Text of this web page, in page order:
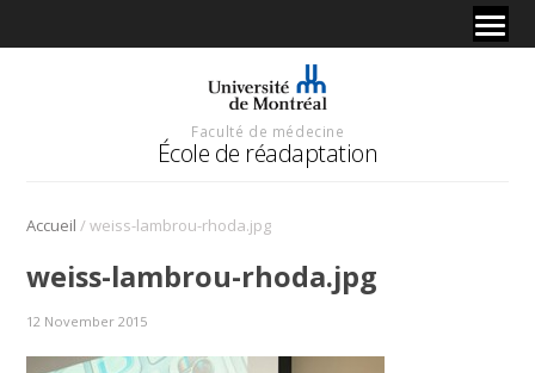
Faculté de médecine
École de réadaptation
Accueil /weiss-lambrou-rhoda.jpg
weiss-lambrou-rhoda.jpg
12 November 2015